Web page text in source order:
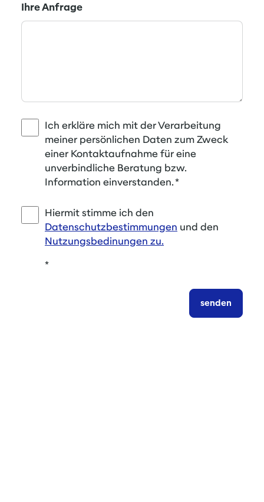
Ihre Anfrage
Ich erkläre mich mit der Verarbeitung
meiner persönlichen Daten zum Zweck
einer Kontaktaufnahme für eine
unverbindliche Beratung bzw.
Information einverstanden.*
Hiermit stimme ich den
Datenschutzbestimmungen und den
Nutzungsbedinungen zu.
*
senden